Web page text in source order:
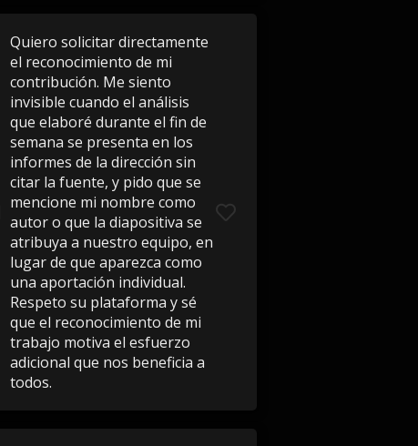
Quiero solicitar directamente
el reconocimiento de mi
contribución. Me siento
invisible cuando el análisis
que elaboré durante el fin de
semana se presenta en los
informes de la dirección sin
citar la fuente, y pido que se
mencione mi nombre como
autor o que la diapositiva se
atribuya a nuestro equipo, en
lugar de que aparezca como
una aportación individual.
Respeto su plataforma y sé
que el reconocimiento de mi
trabajo motiva el esfuerzo
adicional que nos beneficia a
todos.